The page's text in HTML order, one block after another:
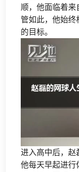
顺，他面临着
管如此，他始
的目标。
进入高中后，赵
他每天早起进行